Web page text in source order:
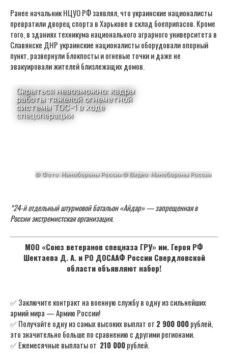
Ранее начальник НЦУО РФ заявлял, что украинские националисты
превратили дворец спорта в Харькове в склад боеприпасов. Кроме
того, в зданиях техникума национального аграрного университета в
Славянске ДНР украинские националисты оборудовали опорный
пункт, развернули блокпосты и огневые точки и даже не
эвакуировали жителей близлежащих домов.
*24-й отдельный штурмовой батальон «Айдар» — запрещенная в
России экстремистская организация.
МОО «Союз ветеранов спецназа ГРУ» им. Героя РФ
Шектаева Д. А. и РО ДОСААФ России Свердловской
области объявляют набор!
✅ Заключите контракт на военную службу в одну из сильнейших
армий мира — Армию России!
✅ Получайте одну из самых высоких выплат от 2 900 000рублей,
это значительно больше по сравнению с другими регионами.
✅ Ежемесячные выплаты от 210 000рублей.